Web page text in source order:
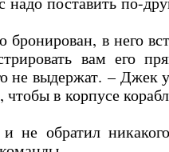
в него
вам его
не выдержат. – Джек
в корпусе
обратил